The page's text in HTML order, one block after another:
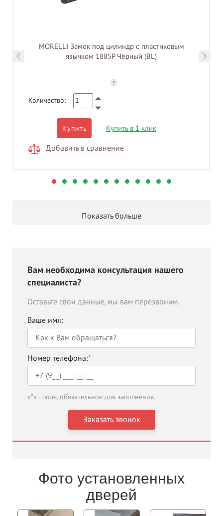
MORELLI Замок под цилиндр с пластиковым
язычком 1885P Чёрный (BL)
?
Количество:
Купить Купить в 1 клик
Добавить в сравнение
Показать больше
Вам необходима консультация нашего
специалиста?
Оставьте свои данные, мы вам перезвоним.
Ваше имя:
Номер телефона:*
«*» - поле, обязательное для заполнения.
Фото установленных
дверей